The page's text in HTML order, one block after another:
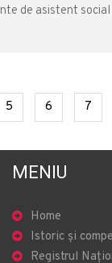
de asistent
5 (current)
6 (current)
7
MENIU
Home
Istoric și
Registrul